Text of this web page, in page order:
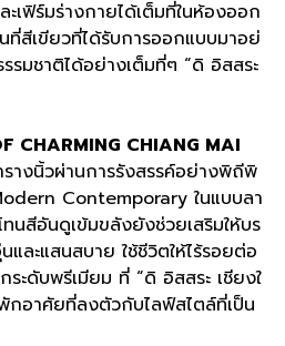
เฟิร์มร่างกายได้เต็มที่ในห้องออก
สีเขียวที่ได้รับการออกแบบมาอย่
รมชาติได้อย่างเต็มที่ๆ “ดิ อิสสระ
CHARMING CHIANG MAI
างนิ้วผ่านการรังสรรค์อย่างพิถีพิ
Contemporaryในแบบลา
นสีอันดูเข้มขลังยังช่วยเสริมให้บร
ละแสนสบาย ใช้ชีวิตให้ไร้รอยต่อ
ระดับพรีเมียม ที่ “ดิ อิสสระ เชียงใ
กอาศัยที่ลงตัวกับไลฟ์สไตล์ที่เป็น